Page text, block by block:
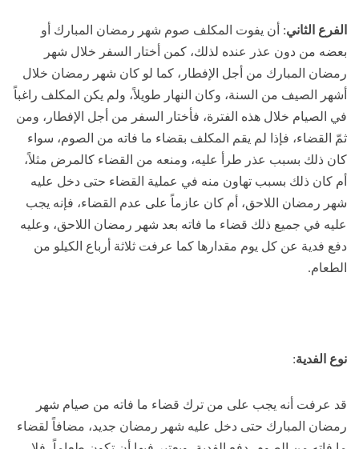
الفرع الثاني: أن يفوت المكلف صوم شهر رمضان المبارك أو
بعضه من دون عذر عنده لذلك، كمن أختار السفر خلال شهر
رمضان المبارك من أجل الإفطار، كما لو كان شهر رمضان خلال
أشهر الصيف من السنة، وكان النهار طويلاً، ولم يكن المكلف راغباً
في الصيام خلال هذه الفترة، فأختار السفر من أجل الإفطار، ومن
ثمّ القضاء، فإذا لم يقم المكلف بقضاء ما فاته من الصوم، سواء
كان ذلك بسبب عذر طرأ عليه، ومنعه من القضاء كالمرض مثلاً،
أم كان ذلك بسبب تهاون منه في عملية القضاء حتى دخل عليه
شهر رمضان اللاحق، أم كان عازماً على عدم القضاء، فإنه يجب
عليه في جميع ذلك قضاء ما فاته بعد شهر رمضان اللاحق، وعليه
دفع فدية عن كل يوم مقدارها كما عرفت ثلاثة أرباع الكيلو من
الطعام.
نوع الفدية:
قد عرفت أنه يجب على من ترك قضاء ما فاته من صيام شهر
رمضان المبارك حتى دخل عليه شهر رمضان جديد، مضافاً لقضاء